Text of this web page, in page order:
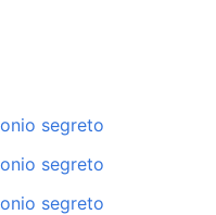
segreto
segreto
segreto